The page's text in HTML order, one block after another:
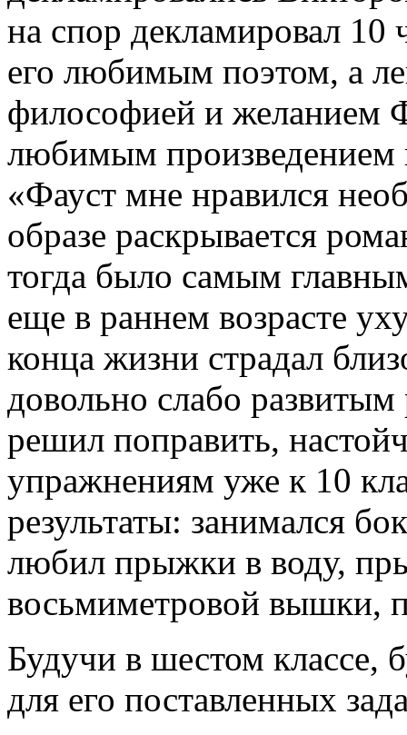
на спор декламировал 10
его любимым поэтом, а
философией и желанием
любимым произведением
«Фауст мне нравился
образе раскрывается
тогда было самым
еще в раннем возрасте
конца жизни страдал
довольно слабо
решил поправить,
упражнениям уже к 10
результаты: занимался
любил прыжки в воду,
восьмиметровой вышки,
Будучи в шестом
для его поставленных